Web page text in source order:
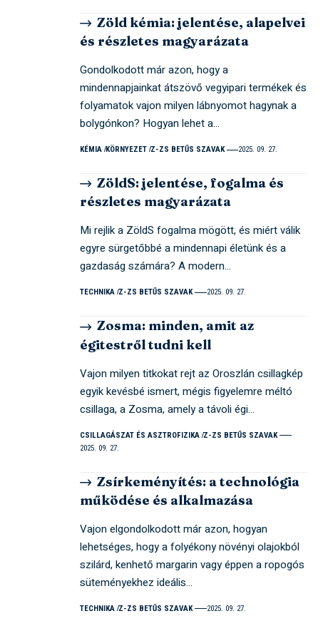
Zöld kémia: jelentése, alapelvei
és részletes magyarázata
Gondolkodott már azon, hogy a
mindennapjainkat átszövő vegyipari termékek és
folyamatok vajon milyen lábnyomot hagynak a
bolygónkon? Hogyan lehet a…
KÉMIA KÖRNYEZET Z-ZS BETŰS SZAVAK 2025. 09. 27.
ZöldS: jelentése, fogalma és
részletes magyarázata
Mi rejlik a ZöldS fogalma mögött, és miért válik
egyre sürgetőbbé a mindennapi életünk és a
gazdaság számára? A modern…
TECHNIKA Z-ZS BETŰS SZAVAK 2025. 09. 27.
Zosma: minden, amit az
égitestről tudni kell
Vajon milyen titkokat rejt az Oroszlán csillagkép
egyik kevésbé ismert, mégis figyelemre méltó
csillaga, a Zosma, amely a távoli égi…
CSILLAGÁSZAT ÉS ASZTROFIZIKA Z-ZS BETŰS SZAVAK
2025. 09. 27.
Zsírkeményítés: a technológia
működése és alkalmazása
Vajon elgondolkodott már azon, hogyan
lehetséges, hogy a folyékony növényi olajokból
szilárd, kenhető margarin vagy éppen a ropogós
süteményekhez ideális…
TECHNIKA Z-ZS BETŰS SZAVAK 2025. 09. 27.